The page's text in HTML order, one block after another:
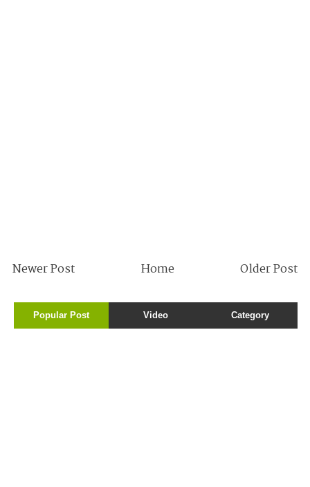
Newer Post Older Post
Home
Popular Post Video Category